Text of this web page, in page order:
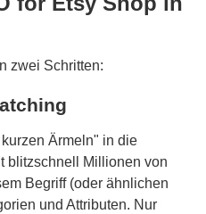
zwei Schritten:
Ärmeln" in die
blitzschnell Millionen von
Begriff (oder ähnlichen
und Attributen. Nur